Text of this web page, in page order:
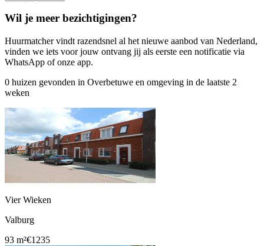
Wil je meer bezichtigingen?
Huurmatcher vindt razendsnel al het nieuwe aanbod van Nederland,
vinden we iets voor jouw ontvang jij als eerste een notificatie via
WhatsApp of onze app.
0 huizen gevonden in Overbetuwe en omgeving in de laatste 2
weken
Vier Wieken
Valburg
93 m²€1235